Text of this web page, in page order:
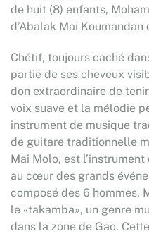
de huit (8) enfants,
d’Abalak Mai
Chétif, toujours caché
partie de ses cheveux
don extraordinaire de
voix suave et la mélodie
instrument de musique
de guitare traditionnelle
Mai Molo, est
au cœur des grands
composé des 6 hommes,
le «takamba», un genre
dans la zone de Gao.